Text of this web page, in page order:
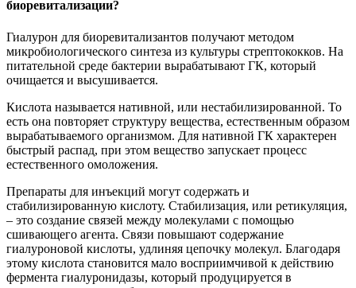
биоревитализации?
Гиалурон для биоревитализантов получают методом
микробиологического синтеза из культуры стрептококков. На
питательной среде бактерии вырабатывают ГК, который
очищается и высушивается.
Кислота называется нативной, или нестабилизированной. То
есть она повторяет структуру вещества, естественным образом
вырабатываемого организмом. Для нативной ГК характерен
быстрый распад, при этом вещество запускает процесс
естественного омоложения.
Препараты для инъекций могут содержать и
стабилизированную кислоту. Стабилизация, или ретикуляция,
– это создание связей между молекулами с помощью
сшивающего агента. Связи повышают содержание
гиалуроновой кислоты, удлиняя цепочку молекул. Благодаря
этому кислота становится мало восприимчивой к действию
фермента гиалуронидазы, который продуцируется в